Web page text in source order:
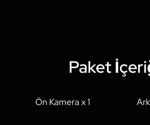
Paket
Ön Kamera x 1